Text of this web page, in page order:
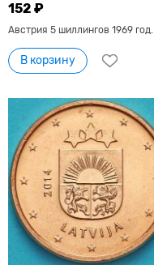
152 ₽
Австрия 5 шиллингов 1969 год.
В корзину